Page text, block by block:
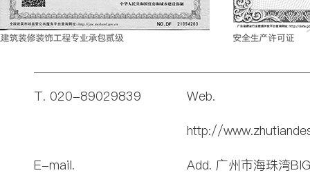
T. 020-89029839
Web.
http://
E-mail.
Add. 广州市海珠湾